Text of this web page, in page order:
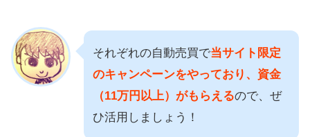
それぞれの自動売買で当サイト限定
のキャンペーンをやっており、資金
（11万円以上）がもらえるので、ぜ
ひ活用しましょう！